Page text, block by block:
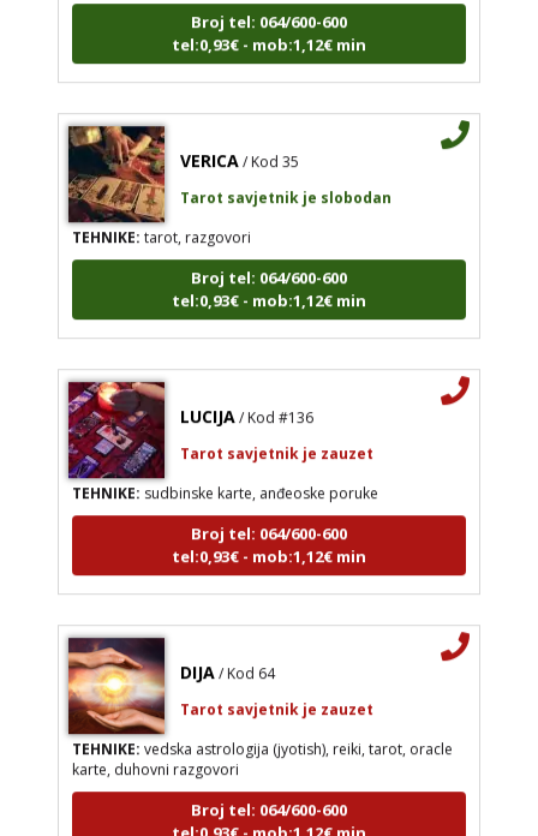
Broj tel: 064/600-600
tel:0,93€ - mob:1,12€ min
VERICA / Kod 35
Tarot savjetnik je slobodan
TEHNIKE:tarot, razgovori
Broj tel: 064/600-600
tel:0,93€ - mob:1,12€ min
LUCIJA / Kod #136
Tarot savjetnik je zauzet
TEHNIKE:sudbinske karte, anđeoske poruke
Broj tel: 064/600-600
tel:0,93€ - mob:1,12€ min
DIJA / Kod 64
Tarot savjetnik je zauzet
TEHNIKE:vedska astrologija (jyotish), reiki, tarot, oracle
karte, duhovni razgovori
Broj tel: 064/600-600
tel:0,93€ - mob:1,12€ min